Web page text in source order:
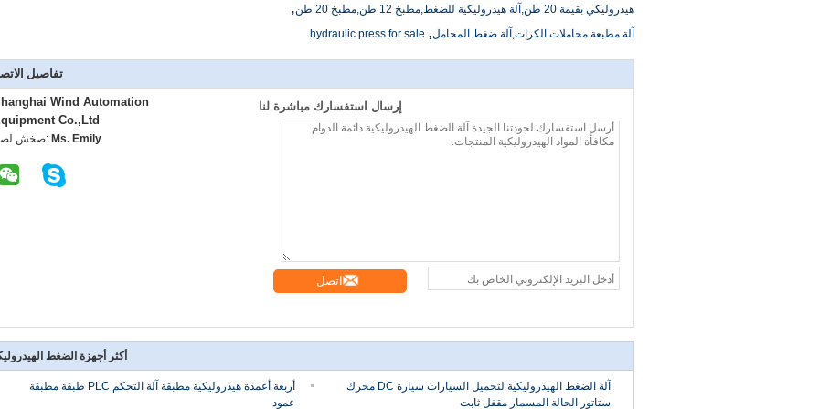
هيدروليكي بقيمة 20 طن,آلة هيدروليكية للضغط,مطبخ 12 طن,مطبخ 20 طن
,
آلة مطبعة محاملات الكرات,آلة ضغط المحامل,
hydraulic press for sale
تفاصيل
Wind Automation
Co.,Ltd
اتصل Ms. Emily
إرسال استفسارك مباشرة لنا
اتصل
أكثر أجهزة الضغط
أربعة أعمدة هيدروليكية مطبقة آلة التحكم PLC طبقة مطبقة
عمود
آلة الضغط الهيدروليكية لتحميل السيارات سيارة DC محرك
ستاتور الحالة المسمار مقفل ثابت